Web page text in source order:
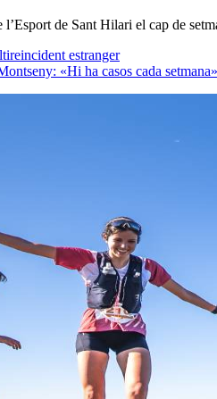
de Sant Hilari el cap de
estranger
«Hi ha casos cada setmana»